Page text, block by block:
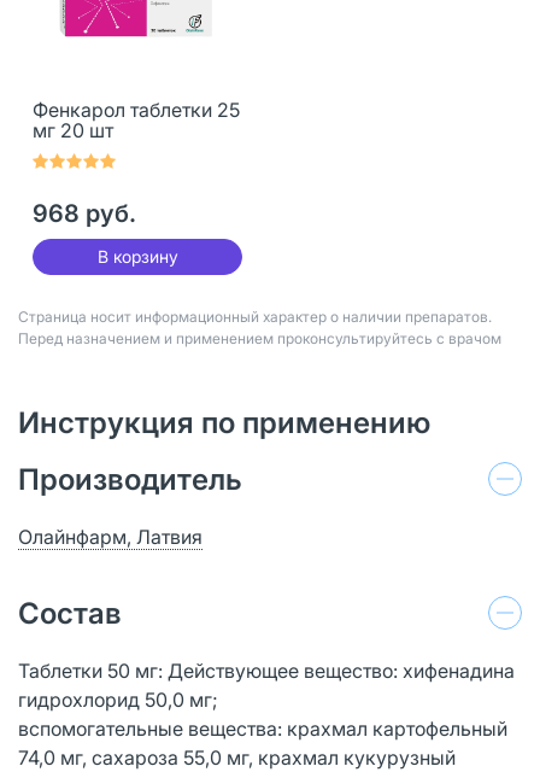
Фенкарол таблетки 25
мг 20 шт
968 руб.
В корзину
Страница носит информационный характер о наличии препаратов.
Перед назначением и применением проконсультируйтесь с врачом
Инструкция по применению
Производитель
Олайнфарм, Латвия
Состав
Таблетки 50 мг: Действующее вещество: хифенадина
гидрохлорид 50,0 мг;
вспомогательные вещества: крахмал картофельный
74,0 мг, сахароза 55,0 мг, крахмал кукурузный